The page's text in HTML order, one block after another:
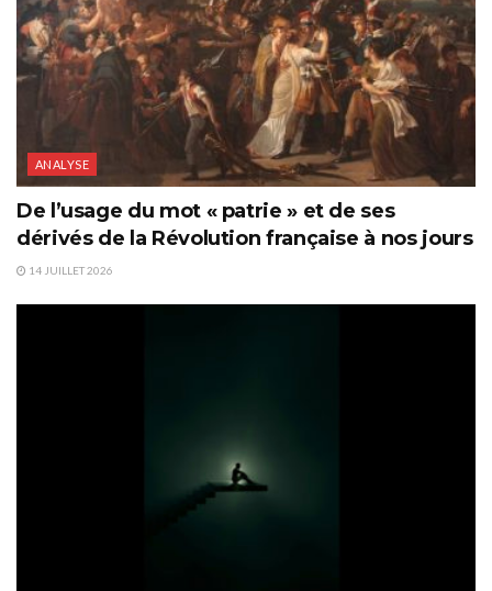
ANALYSE
De l’usage du mot « patrie » et de ses
dérivés de la Révolution française à nos jours
14 JUILLET 2026